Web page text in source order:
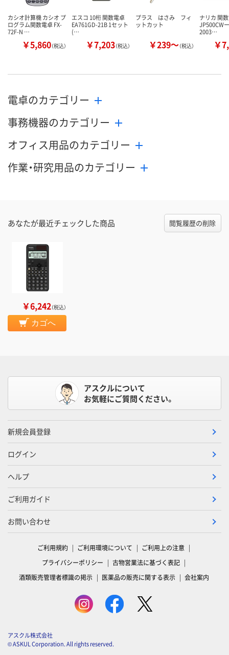
カシオ計算機 カシオ プ
ログラム関数電卓 FX-
72F-N …
￥5,860（税込）
エスコ 10桁 関数電卓
EA761GD-21B 1セット
(…
￥7,203（税込）
プラス はさみ フィ
ットカット
￥239～（税込）
ナリカ 関
JP500CW
2003…
￥
電卓のカテゴリー
事務機器のカテゴリー
オフィス用品のカテゴリー
作業・研究用品のカテゴリー
あなたが最近チェックした商品 閲覧履歴の削除
￥6,242（税込）
カゴへ
アスクルについて
お気軽にご質問ください。
新規会員登録
ログイン
ヘルプ
ご利用ガイド
お問い合わせ
ご利用規約 ご利用環境について
ご利用上の注意
プライバシーポリシー
古物営業法に基づく表記
酒類販売管理者標識の掲示
医薬品の販売に関する表示 会社案内
アスクル株式会社
© ASKUL Corporation. All rights reserved.